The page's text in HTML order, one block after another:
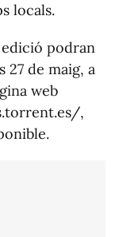
locals.
podran
de maig, a
web
,